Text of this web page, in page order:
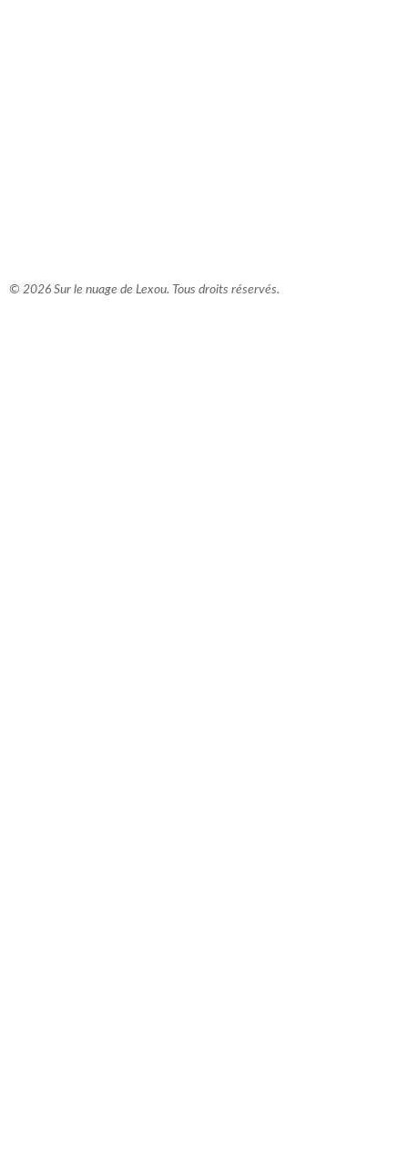
© 2026 Sur le nuage de Lexou. Tous droits réservés.